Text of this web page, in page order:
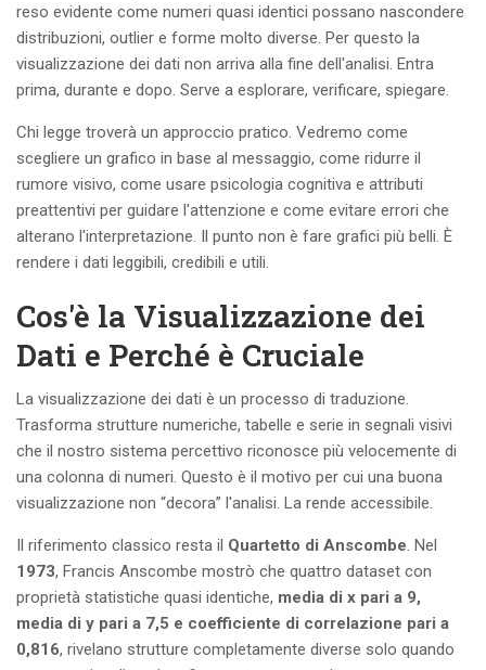
reso evidente come numeri quasi identici possano nascondere
distribuzioni, outlier e forme molto diverse. Per questo la
visualizzazione dei dati non arriva alla fine dell'analisi. Entra
prima, durante e dopo. Serve a esplorare, verificare, spiegare.
Chi legge troverà un approccio pratico. Vedremo come
scegliere un grafico in base al messaggio, come ridurre il
rumore visivo, come usare psicologia cognitiva e attributi
preattentivi per guidare l'attenzione e come evitare errori che
alterano l'interpretazione. Il punto non è fare grafici più belli. È
rendere i dati leggibili, credibili e utili.
Cos'è la Visualizzazione dei
Dati e Perché è Cruciale
La visualizzazione dei dati è un processo di traduzione.
Trasforma strutture numeriche, tabelle e serie in segnali visivi
che il nostro sistema percettivo riconosce più velocemente di
una colonna di numeri. Questo è il motivo per cui una buona
visualizzazione non “decora” l'analisi. La rende accessibile.
Il riferimento classico resta il Quartetto di Anscombe . Nel
1973, Francis Anscombe mostrò che quattro dataset con
proprietà statistiche quasi identiche, media di x pari a 9,
media di y pari a 7,5 e coefficiente di correlazione pari a
0,816, rivelano strutture completamente diverse solo quando